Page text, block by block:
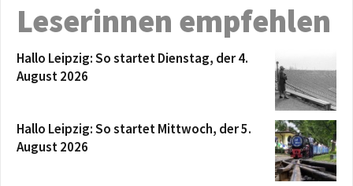
Leserinnen empfehlen
Hallo Leipzig: So startet Dienstag, der 4.
August 2026
Hallo Leipzig: So startet Mittwoch, der 5.
August 2026